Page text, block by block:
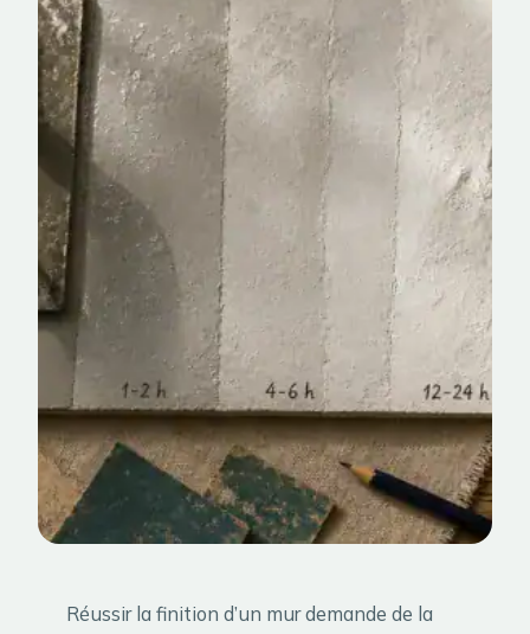
Réussir la finition d’un mur demande de la